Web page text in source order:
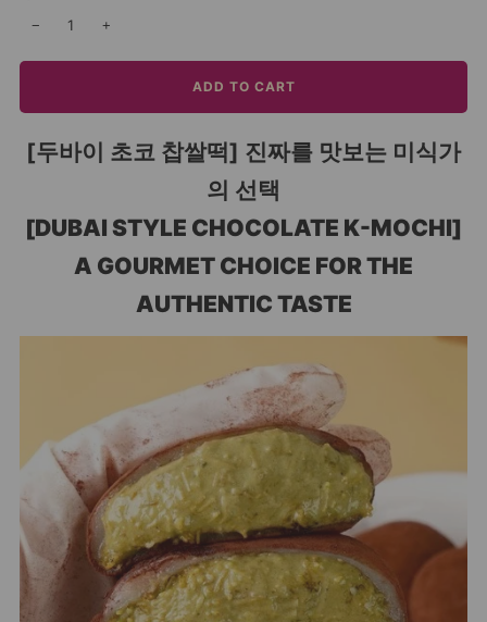
− +
ADD TO CART
[두바이 초코 찹쌀떡] 진짜를 맛보는 미식가
의 선택
[DUBAI STYLE CHOCOLATE K-MOCHI]
A GOURMET CHOICE FOR THE
AUTHENTIC TASTE